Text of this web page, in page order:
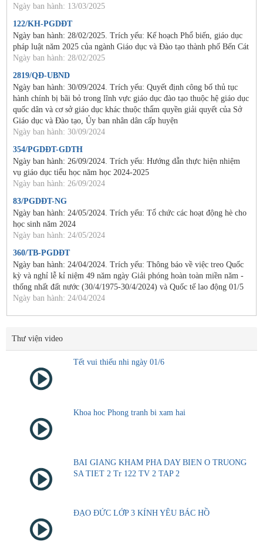
Ngày ban hành: 13/03/2025
122/KH-PGDĐT
Ngày ban hành: 28/02/2025. Trích yếu: Kế hoạch Phổ biến, giáo dục
pháp luật năm 2025 của ngành Giáo dục và Đào tạo thành phố Bến Cát
Ngày ban hành: 28/02/2025
2819/QĐ-UBND
Ngày ban hành: 30/09/2024. Trích yếu: Quyết định công bố thủ tục
hành chính bị bãi bỏ trong lĩnh vực giáo dục đào tạo thuộc hệ giáo dục
quốc dân và cơ sở giáo dục khác thuộc thẩm quyền giải quyết của Sở
Giáo dục và Đào tạo, Ủy ban nhân dân cấp huyện
Ngày ban hành: 30/09/2024
354/PGDĐT-GDTH
Ngày ban hành: 26/09/2024. Trích yếu: Hướng dẫn thực hiện nhiệm
vụ giáo dục tiểu học năm học 2024-2025
Ngày ban hành: 26/09/2024
83/PGDĐT-NG
Ngày ban hành: 24/05/2024. Trích yếu: Tổ chức các hoạt động hè cho
học sinh năm 2024
Ngày ban hành: 24/05/2024
360/TB-PGDĐT
Ngày ban hành: 24/04/2024. Trích yếu: Thông báo về việc treo Quốc
kỳ và nghỉ lễ kỉ niệm 49 năm ngày Giải phóng hoàn toàn miền năm -
thống nhất đất nước (30/4/1975-30/4/2024) và Quốc tế lao động 01/5
Ngày ban hành: 24/04/2024
Thư viện video
Tết vui thiếu nhi ngày 01/6
Khoa hoc Phong tranh bi xam hai
BAI GIANG KHAM PHA DAY BIEN O TRUONG
SA TIET 2 Tr 122 TV 2 TAP 2
ĐẠO ĐỨC LỚP 3 KÍNH YÊU BÁC HỒ